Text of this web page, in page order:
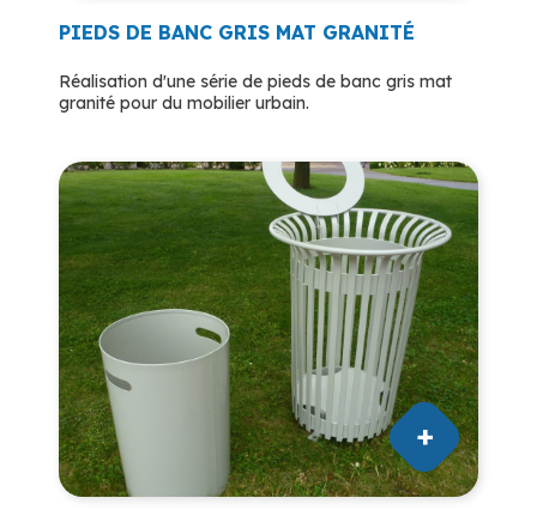
PIEDS DE BANC GRIS MAT GRANITÉ
Réalisation d'une série de pieds de banc gris mat
granité pour du mobilier urbain.